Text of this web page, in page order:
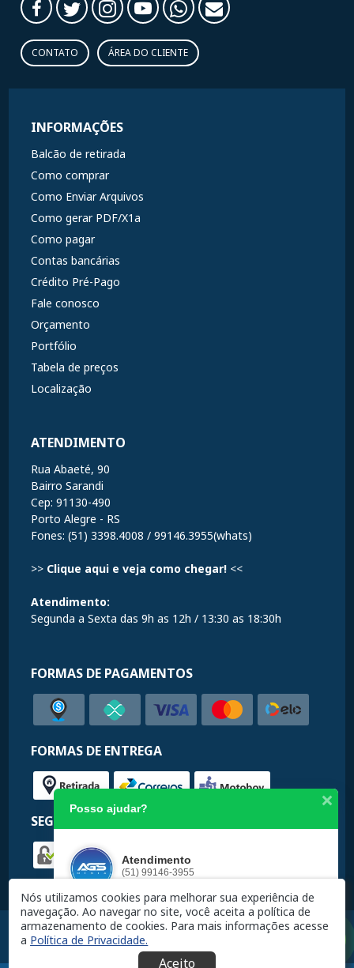
CONTATO ÁREA DO CLIENTE
INFORMAÇÕES
Balcão de retirada
Como comprar
Como Enviar Arquivos
Como gerar PDF/X1a
Como pagar
Contas bancárias
Crédito Pré-Pago
Fale conosco
Orçamento
Portfólio
Tabela de preços
Localização
ATENDIMENTO
Rua Abaeté, 90
Bairro Sarandi
Cep: 91130-490
Porto Alegre - RS
Fones: (51) 3398.4008 / 99146.3955(whats)
>> Clique aqui e veja como chegar! <<
Atendimento:
Segunda a Sexta das 9h as 12h / 13:30 as 18:30h
FORMAS DE PAGAMENTOS
FORMAS DE ENTREGA
SEGURANÇA
Nós utilizamos cookies para melhorar sua experiência de
navegação. Ao navegar no site, você aceita a política de
armazenamento de cookies. Para mais informações acesse
a Política de Privacidade.
Aceito
Posso ajudar?
Atendimento
(51) 99146-3955